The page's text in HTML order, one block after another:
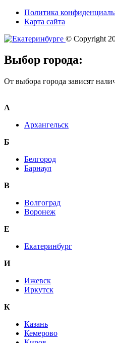
Политика
Карта сайта
© Copyright
Выбор города:
От выбора города зависят
А
Архангельск
Б
Белгород
Барнаул
В
Волгоград
Воронеж
E
Екатеринбург
И
Ижевск
Иркутск
К
Казань
Кемерово